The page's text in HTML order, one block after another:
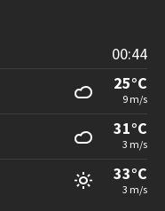
00:44
25°C
9 m/s
31°C
3 m/s
33°C
3 m/s